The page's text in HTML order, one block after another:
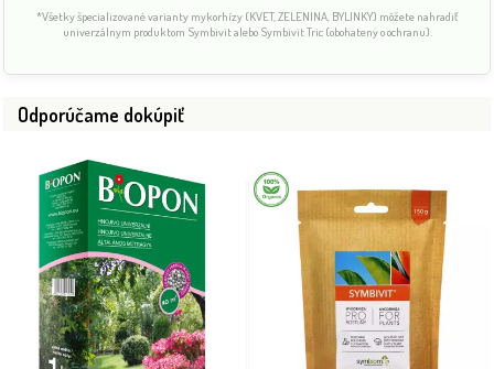
*Všetky špecializované varianty mykorhízy (KVET, ZELENINA, BYLINKY) môžete nahradiť
univerzálnym produktom Symbivit alebo Symbivit Tric (obohatený o ochranu).
Odporúčame dokúpiť